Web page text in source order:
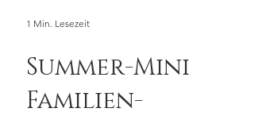
1 Min. Lesezeit
Summer-Mini